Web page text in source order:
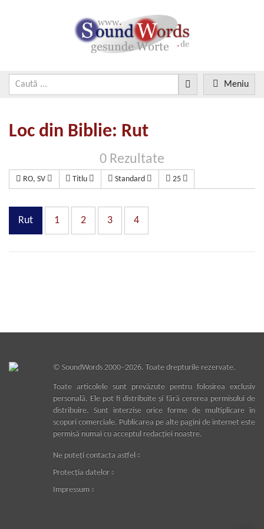
Meniu
Loc din Biblie: Rut
0 Rezultate
RO, SV Titlu Standard 25
Rut 1 2 3 4
© SoundWords2000–2026. Toate drepturile rezervate.
Toate articolele sunt prevăzute pentru folosirea exclusiv
personală. Ele pot fi distribuite şi fără cererea permisului de
distribuire. Sunt interzise orice forme de multiplicare în
scopuri comerciale. Publicarea pe alte pagini de internet este
permisă numai cu acceptul redacţiei noastre.
Ne puteţi contacta astfel
Protecţia datelor
Impressum